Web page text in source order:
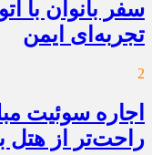
سفر بانوان با
تجربه‌ای ایمن
2
اجاره سوئیت
راحت‌تر از هتل